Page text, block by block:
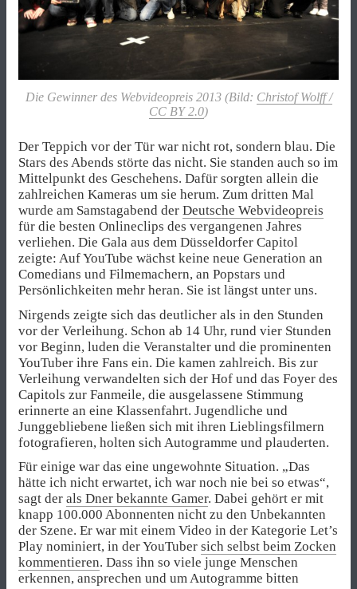
Die Gewinner des Webvideopreis 2013 (Bild: Christof Wolff /
CC BY 2.0)
Der Teppich vor der Tür war nicht rot, sondern blau. Die
Stars des Abends störte das nicht. Sie standen auch so im
Mittelpunkt des Geschehens. Dafür sorgten allein die
zahlreichen Kameras um sie herum. Zum dritten Mal
wurde am Samstagabend der Deutsche Webvideopreis
für die besten Onlineclips des vergangenen Jahres
verliehen. Die Gala aus dem Düsseldorfer Capitol
zeigte: Auf YouTube wächst keine neue Generation an
Comedians und Filmemachern, an Popstars und
Persönlichkeiten mehr heran. Sie ist längst unter uns.
Nirgends zeigte sich das deutlicher als in den Stunden
vor der Verleihung. Schon ab 14 Uhr, rund vier Stunden
vor Beginn, luden die Veranstalter und die prominenten
YouTuber ihre Fans ein. Die kamen zahlreich. Bis zur
Verleihung verwandelten sich der Hof und das Foyer des
Capitols zur Fanmeile, die ausgelassene Stimmung
erinnerte an eine Klassenfahrt. Jugendliche und
Junggebliebene ließen sich mit ihren Lieblingsfilmern
fotografieren, holten sich Autogramme und plauderten.
Für einige war das eine ungewohnte Situation. „Das
hätte ich nicht erwartet, ich war noch nie bei so etwas“,
sagt der als Dner bekannte Gamer. Dabei gehört er mit
knapp 100.000 Abonnenten nicht zu den Unbekannten
der Szene. Er war mit einem Video in der Kategorie Let’s
Play nominiert, in der YouTuber sich selbst beim Zocken
kommentieren. Dass ihn so viele junge Menschen
erkennen, ansprechen und um Autogramme bitten